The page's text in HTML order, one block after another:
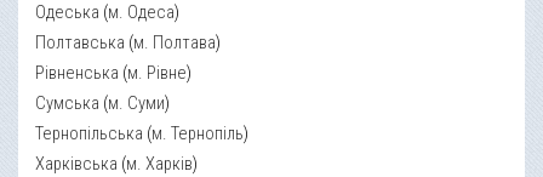
Одеська (м. Одеса)
Полтавська (м. Полтава)
Рівненська (м. Рівне)
Сумська (м. Суми)
Тернопільська (м. Тернопіль)
Харківська (м. Харків)